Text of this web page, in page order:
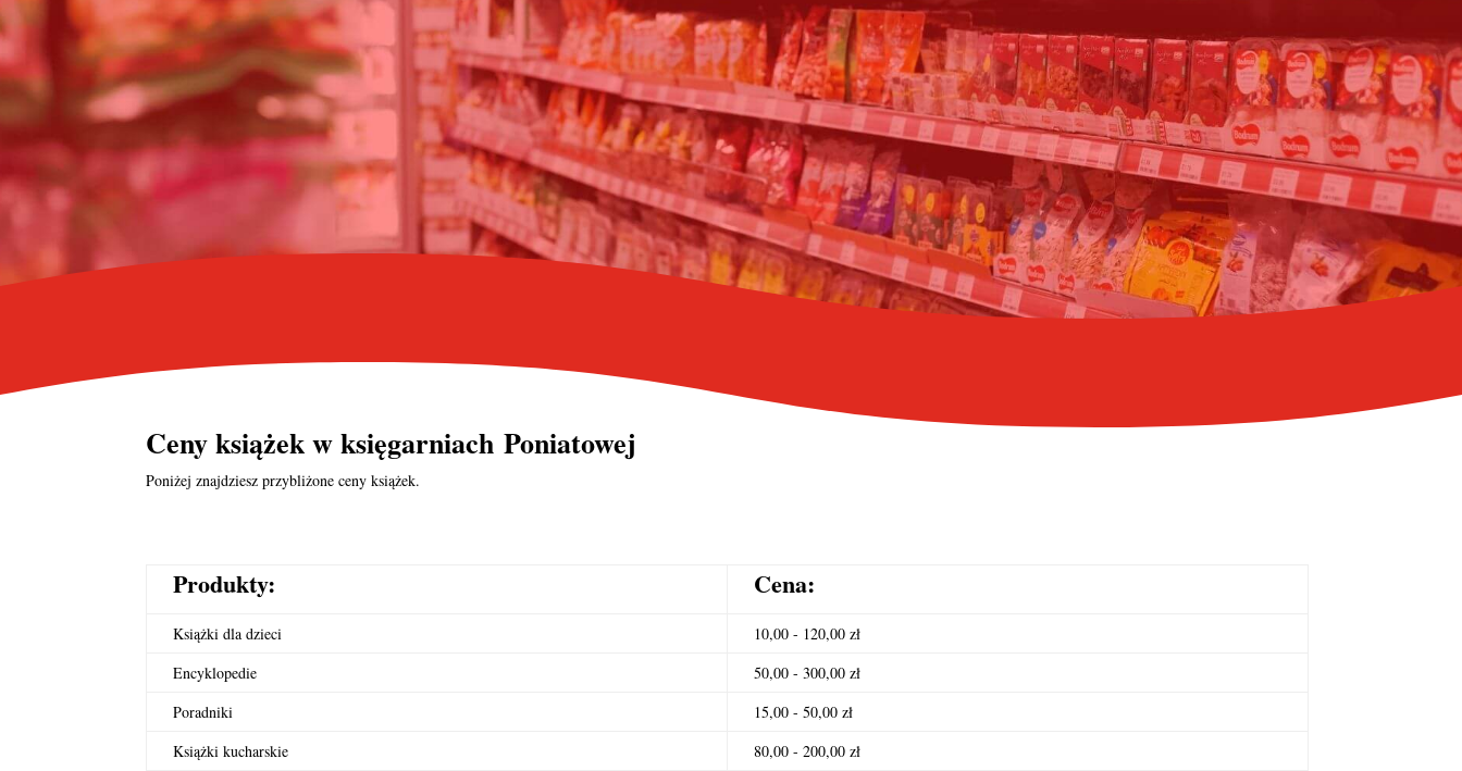
Ceny książek w księgarniach Poniatowej
Poniżej znajdziesz przybliżone ceny książek.
Produkty: Cena:
Książki dla dzieci
10,00 - 120,00 zł
Encyklopedie
50,00 - 300,00 zł
Poradniki
15,00 - 50,00 zł
Książki kucharskie
80,00 - 200,00 zł